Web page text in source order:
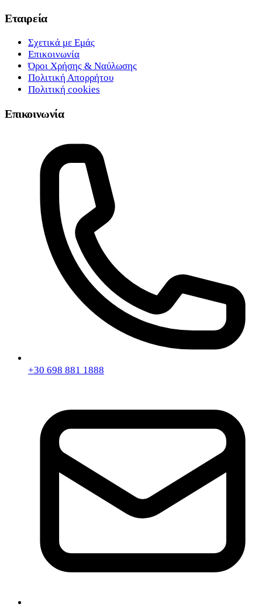
Εταιρεία
Σχετικά με Εμάς
Επικοινωνία
Όροι Χρήσης & Ναύλωσης
Πολιτική Απορρήτου
Πολιτική cookies
Επικοινωνία
+30 698 881 1888